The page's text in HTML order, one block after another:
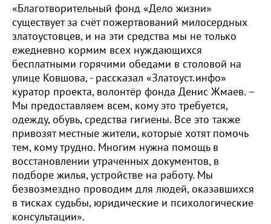
«Благотворительный фонд «Дело жизни»
существует за счёт пожертвований милосердных
златоустовцев, и на эти средства мы не только
ежедневно кормим всех нуждающихся
бесплатными горячими обедами в столовой на
улице Ковшова, - рассказал «Златоуст.инфо»
куратор проекта, волонтёр фонда Денис Жмаев. –
Мы предоставляем всем, кому это требуется,
одежду, обувь, средства гигиены. Все это также
привозят местные жители, которые хотят помочь
тем, кому трудно. Многим нужна помощь в
восстановлении утраченных документов, в
подборе жилья, устройстве на работу. Мы
безвозмездно проводим для людей, оказавшихся
в тисках судьбы, юридические и психологические
консультации».